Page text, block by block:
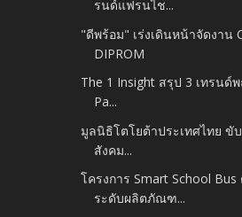
รนด์แฟรนไช...
"ดีพร้อม" เร่งเดินหน้าจัดงาน
DIPROM
The 1 Insight สรุป 3 เทรนด์
Pa...
มูลนิธิโตโยต้าประเทศไทย ขั
สังคม...
โครงการ Smart School
ระดับผลิตภัณฑ...